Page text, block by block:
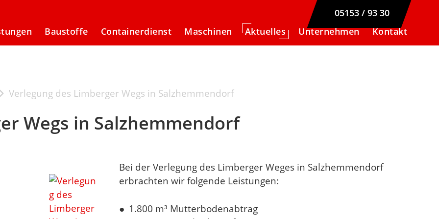
05153 / 93 30
Bau­stof­fe Con­tai­ner­dienst Ma­schi­nen Ak­tu­el­les Un­ter­neh­men Kon­takt
Verlegung des Limberger Wegs in Salzhemmendorf
Wegs in Salzhemmendorf
Bei der Verlegung des Limberger Weges in Salzhemmendorf
erbrachten wir folgende Leistungen:
1.800 m³ Mutterbodenabtrag